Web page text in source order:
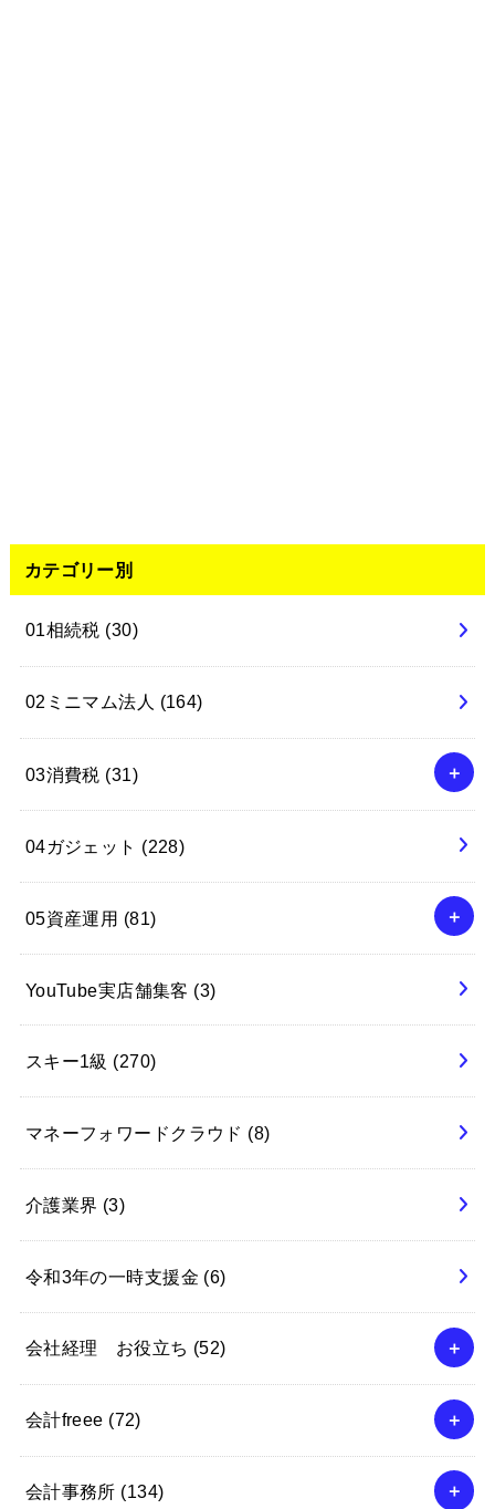
カテゴリー別
01相続税 (30)
02ミニマム法人 (164)
03消費税 (31)
04ガジェット (228)
05資産運用 (81)
YouTube実店舗集客 (3)
スキー1級 (270)
マネーフォワードクラウド (8)
介護業界 (3)
令和3年の一時支援金 (6)
会社経理 お役立ち (52)
会計freee (72)
会計事務所 (134)